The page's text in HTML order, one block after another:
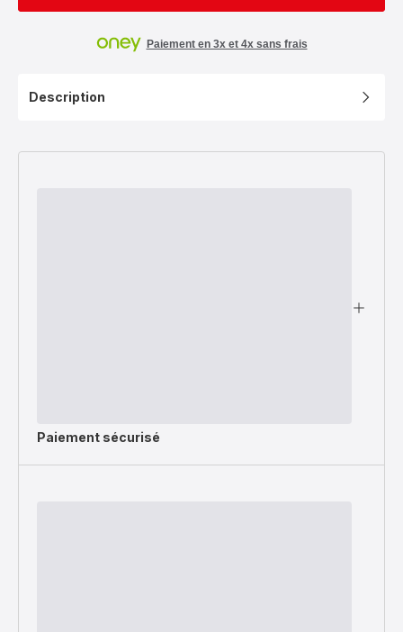
Paiement en 3x et 4x sans frais
Description
Paiement sécurisé